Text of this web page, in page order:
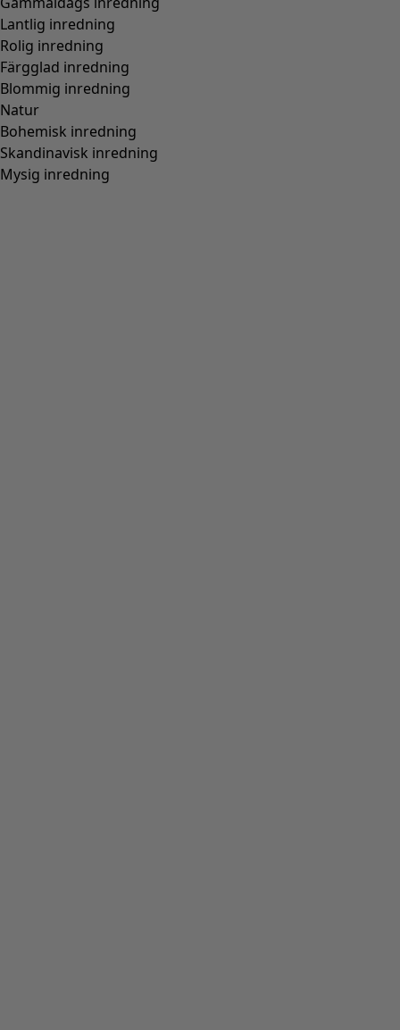
Lantlig inredning
Rolig inredning
Färgglad inredning
Blommig inredning
Natur
Bohemisk inredning
Skandinavisk inredning
Mysig inredning